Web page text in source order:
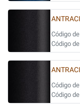
Código
Código
Código
Código